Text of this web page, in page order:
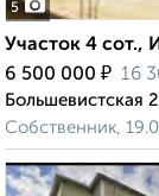
5
Участок 4 сот.,
6 500 000 ₽ 16
Большевистская
Собственник,